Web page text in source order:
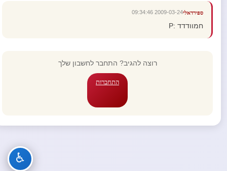
ספירדאלי2009-03-24 09:34:46
חמוודדד :P
רוצה להגיב? התחבר לחשבון שלך
התחברות
♿